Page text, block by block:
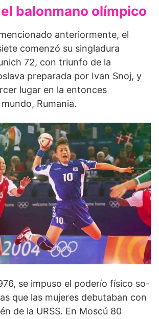
balonmano olímpico
anteriormente, el
comenzó su singladura
72, con triunfo de la
preparada por Ivan Snoj, y
lugar en la entonces
Rumania.
se impuso el poderío físico so­
que las mujeres debutaban con
de la URSS. En Moscú 80